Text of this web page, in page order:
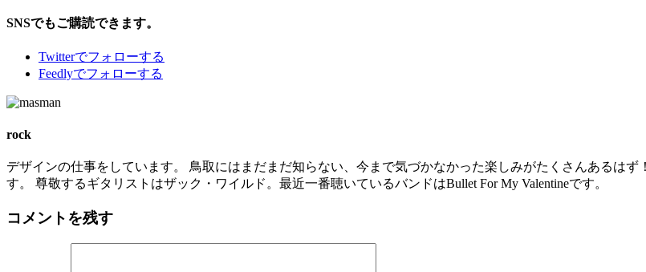
SNSでもご購読できます。
Twitterでフォローする
Feedlyでフォローする
rock
デザインの仕事をしています。 鳥取にはまだまだ知らない、今まで気づかなかった楽しみがたくさんあるは
す。 尊敬するギタリストはザック・ワイルド。最近一番聴いているバンドはBullet For My Valentineです。
コメントを残す